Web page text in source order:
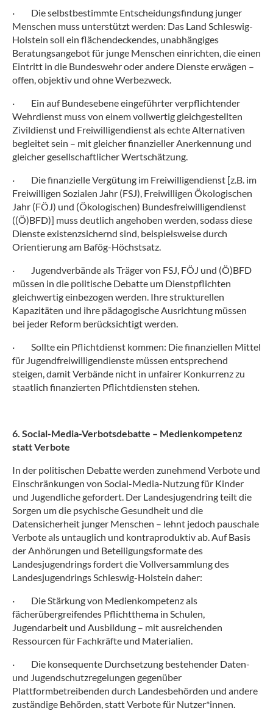
· Die selbstbestimmte Entscheidungsfindung junger
Menschen muss unterstützt werden: Das Land Schleswig-
Holstein soll ein flächendeckendes, unabhängiges
Beratungsangebot für junge Menschen einrichten, die einen
Eintritt in die Bundeswehr oder andere Dienste erwägen –
offen, objektiv und ohne Werbezweck.
· Ein auf Bundesebene eingeführter verpflichtender
Wehrdienst muss von einem vollwertig gleichgestellten
Zivildienst und Freiwilligendienst als echte Alternativen
begleitet sein – mit gleicher finanzieller Anerkennung und
gleicher gesellschaftlicher Wertschätzung.
· Die finanzielle Vergütung im Freiwilligendienst [z.B. im
Freiwilligen Sozialen Jahr (FSJ), Freiwilligen Ökologischen
Jahr (FÖJ) und (Ökologischen) Bundesfreiwilligendienst
((Ö)BFD)] muss deutlich angehoben werden, sodass diese
Dienste existenzsichernd sind, beispielsweise durch
Orientierung am Bafög-Höchstsatz.
·
Jugendverbände als Träger von FSJ, FÖJ und (Ö)BFD
müssen in die politische Debatte um Dienstpflichten
gleichwertig einbezogen werden. Ihre strukturellen
Kapazitäten und ihre pädagogische Ausrichtung müssen
bei jeder Reform berücksichtigt werden.
· Sollte ein Pflichtdienst kommen: Die finanziellen Mittel
für Jugendfreiwilligendienste müssen entsprechend
steigen, damit Verbände nicht in unfairer Konkurrenz zu
staatlich finanzierten Pflichtdiensten stehen.
6. Social-Media-Verbotsdebatte – Medienkompetenz
statt Verbote
In der politischen Debatte werden zunehmend Verbote und
Einschränkungen von Social-Media-Nutzung für Kinder
und Jugendliche gefordert. Der Landesjugendring teilt die
Sorgen um die psychische Gesundheit und die
Datensicherheit junger Menschen – lehnt jedoch pauschale
Verbote als untauglich und kontraproduktiv ab. Auf Basis
der Anhörungen und Beteiligungsformate des
Landesjugendrings fordert die Vollversammlung des
Landesjugendrings Schleswig-Holstein daher:
· Die Stärkung von Medienkompetenz als
fächerübergreifendes Pflichtthema in Schulen,
Jugendarbeit und Ausbildung – mit ausreichenden
Ressourcen für Fachkräfte und Materialien.
· Die konsequente Durchsetzung bestehender Daten-
und Jugendschutzregelungen gegenüber
Plattformbetreibenden durch Landesbehörden und andere
zuständige Behörden, statt Verbote für Nutzer*innen.